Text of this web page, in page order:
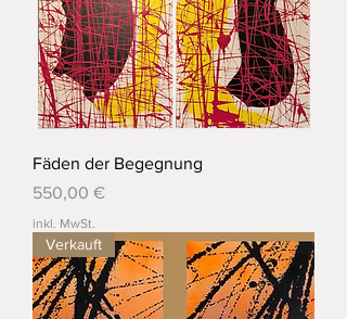
Fäden der Begegnung
Preis
550,00 €
inkl. MwSt.
Verkauft